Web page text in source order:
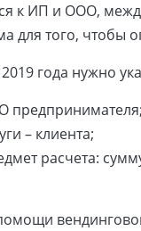
к ИП и ООО,
для того, чтобы
года нужно
предпринимателя;
– клиента;
расчета: